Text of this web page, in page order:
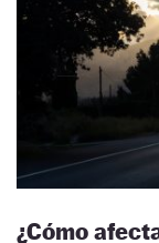
¿Cómo